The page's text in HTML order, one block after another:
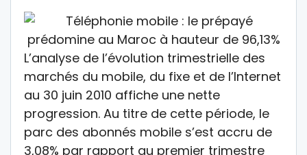
L’analyse de l’évolution trimestrielle des
marchés du mobile, du fixe et de l’Internet
au 30 juin 2010 affiche une nette
progression. Au titre de cette période, le
parc des abonnés mobile s’est accru de
3,08% par rapport au premier trimestre